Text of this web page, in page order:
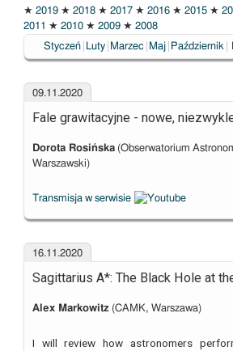
2020
★ 2019 ★ 2018 ★ 2017 ★ 2016 ★ 2015 ★
2011 ★ 2010 ★ 2009 ★ 2008
Styczeń
Luty Marzec Maj Październik
09.11.2020
Fale grawitacyjne - nowe,
Dorota Rosińska(Obserwatorium
Warszawski)
Transmisja w serwisie
16.11.2020
Sagittarius A*: The Black Hole at
Alex Markowitz(CAMK, Warszawa)
I will review how astronomers